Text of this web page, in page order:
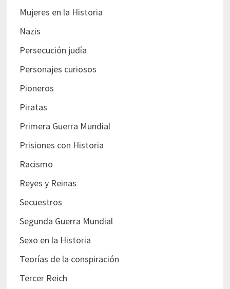
Mujeres en la Historia
Nazis
Persecución judía
Personajes curiosos
Pioneros
Piratas
Primera Guerra Mundial
Prisiones con Historia
Racismo
Reyes y Reinas
Secuestros
Segunda Guerra Mundial
Sexo en la Historia
Teorías de la conspiración
Tercer Reich